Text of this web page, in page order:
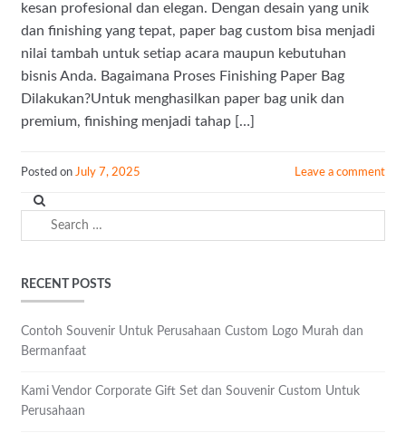
kesan profesional dan elegan. Dengan desain yang unik
dan finishing yang tepat, paper bag custom bisa menjadi
nilai tambah untuk setiap acara maupun kebutuhan
bisnis Anda. Bagaimana Proses Finishing Paper Bag
Dilakukan?Untuk menghasilkan paper bag unik dan
premium, finishing menjadi tahap […]
Posted on July 7, 2025 Leave a comment
Search
for:
RECENT POSTS
Contoh Souvenir Untuk Perusahaan Custom Logo Murah dan
Bermanfaat
Kami Vendor Corporate Gift Set dan Souvenir Custom Untuk
Perusahaan